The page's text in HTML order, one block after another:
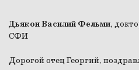
Дьякон Василий Фельми,
СФИ
Дорогой отец Георгий,